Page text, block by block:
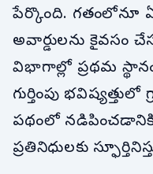
పేర్కొంది. గతంలోనూ
అవార్డులను కైవసం
విభాగాల్లో ప్రథమ
గుర్తింపు
పథంలో
ప్రతినిధులకు